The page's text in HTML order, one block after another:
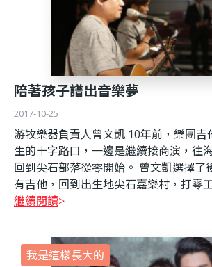
陪著孩子譜出音樂夢
2017-10-25
游牧樂器負責人曾文凱 10年前，樂團吉
生的十字路口，一邊是繼續接商演，往
回到尖石部落從零開始。 曾文凱選擇了
有吉他，回到出生地尖石嘉樂村，打零
繼續閱讀
我是這樣長大的